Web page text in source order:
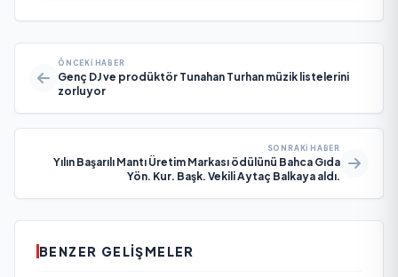
ÖNCEKI HABER
Genç DJ ve prodüktör Tunahan Turhan müzik listelerini
zorluyor
SONRAKI HABER
Yılın Başarılı Mantı Üretim Markası ödülünü Bahca Gıda
Yön. Kur. Başk. Vekili Aytaç Balkaya aldı.
BENZER GELIŞMELER